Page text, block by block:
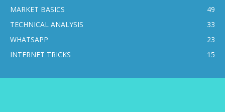
MARKET BASICS
49
TECHNICAL ANALYSIS
33
WHATSAPP
23
INTERNET TRICKS
15